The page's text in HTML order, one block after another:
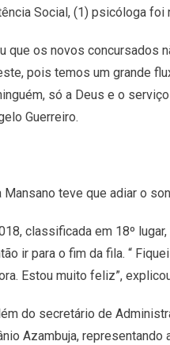
Social, (1) psicóloga foi
os novos concursados
pois temos um grande
só a Deus e o
Guerreiro.
teve que adiar o
classificada em 18º
ir para o fim da fila. “
Estou muito feliz”,
do secretário de
Azambuja, representando